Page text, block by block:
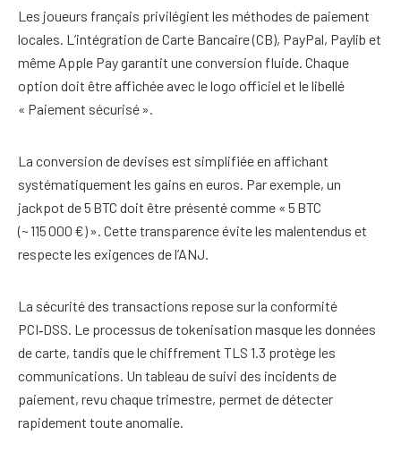
Les joueurs français privilégient les méthodes de paiement
locales. L’intégration de Carte Bancaire (CB), PayPal, Paylib et
même Apple Pay garantit une conversion fluide. Chaque
option doit être affichée avec le logo officiel et le libellé
« Paiement sécurisé ».
La conversion de devises est simplifiée en affichant
systématiquement les gains en euros. Par exemple, un
jackpot de 5 BTC doit être présenté comme « 5 BTC
(~ 115 000 €) ». Cette transparence évite les malentendus et
respecte les exigences de l’ANJ.
La sécurité des transactions repose sur la conformité
PCI‑DSS. Le processus de tokenisation masque les données
de carte, tandis que le chiffrement TLS 1.3 protège les
communications. Un tableau de suivi des incidents de
paiement, revu chaque trimestre, permet de détecter
rapidement toute anomalie.